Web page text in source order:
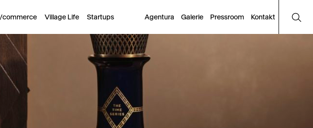
commerce Village Life Startups Agentura Galerie Pressroom Kontakt